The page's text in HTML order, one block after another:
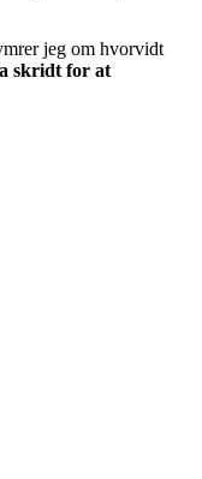
jeg om hvorvidt
skridt for at